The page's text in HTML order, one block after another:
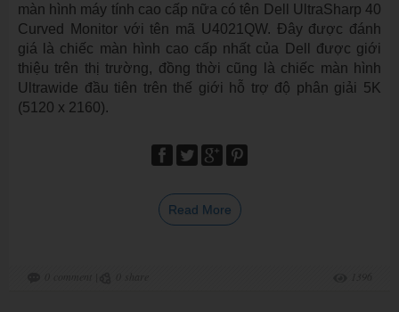
màn hình máy tính cao cấp nữa có tên Dell UltraSharp 40
Curved Monitor với tên mã U4021QW. Đây được đánh
giá là chiếc màn hình cao cấp nhất của Dell được giới
thiệu trên thị trường, đồng thời cũng là chiếc màn hình
Ultrawide đầu tiên trên thế giới hỗ trợ độ phân giải 5K
(5120 x 2160).
Read More